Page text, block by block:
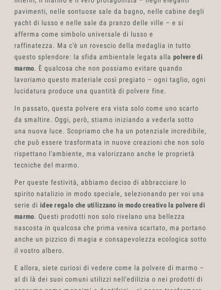
Progetti
pavimenti, nelle sontuose sale da bagno, nelle cabine degli
yacht di lusso e nelle sale da pranzo delle ville – e si
afferma come simbolo universale di lusso e
raffinatezza. Ma c'è un rovescio della medaglia in tutto
questo splendore: la sfida ambientale legata alla polvere di
marmo. È qualcosa che non possiamo evitare quando
lavoriamo questo materiale così pregiato – ogni taglio, ogni
lucidatura produce una quantità di polvere fine.
In passato, questa polvere era vista solo come uno scarto
da smaltire. Oggi, però, stiamo iniziando a vederla sotto
una nuova luce. Scopriamo che ha un potenziale incredibile,
che può essere trasformata in nuove creazioni che non solo
rispettano l'ambiente, ma valorizzano anche le proprietà
tecniche del marmo.
Per queste festività, abbiamo deciso di abbracciare lo
spirito natalizio in modo speciale, selezionando per voi una
serie di idee regalo che utilizzano in modo creativo la polvere di
marmo. Questi prodotti non solo rivelano una bellezza
nascosta in qualcosa che prima veniva scartato, ma portano
anche un pizzico di magia e consapevolezza ecologica sotto
il vostro albero.
E allora, siete curiosi di vedere come la polvere di marmo –
al di là dei suoi comuni utilizzi nell'edilizia o nei prodotti di